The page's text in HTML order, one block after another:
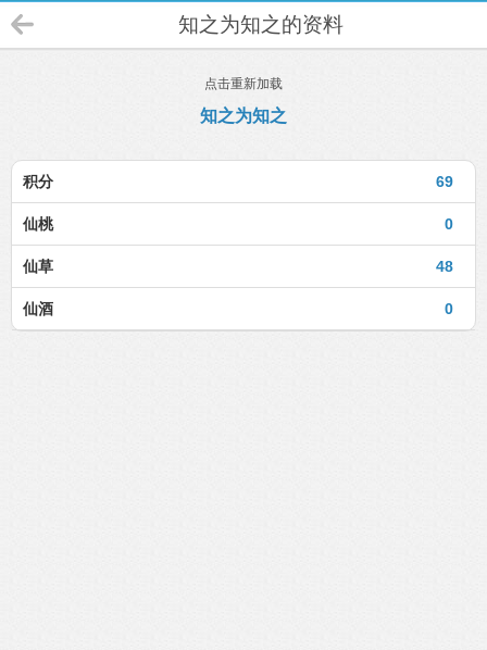
知之为知之的资料
点击重新加载
知之为知之
69
积分
0
仙桃
48
仙草
0
仙酒